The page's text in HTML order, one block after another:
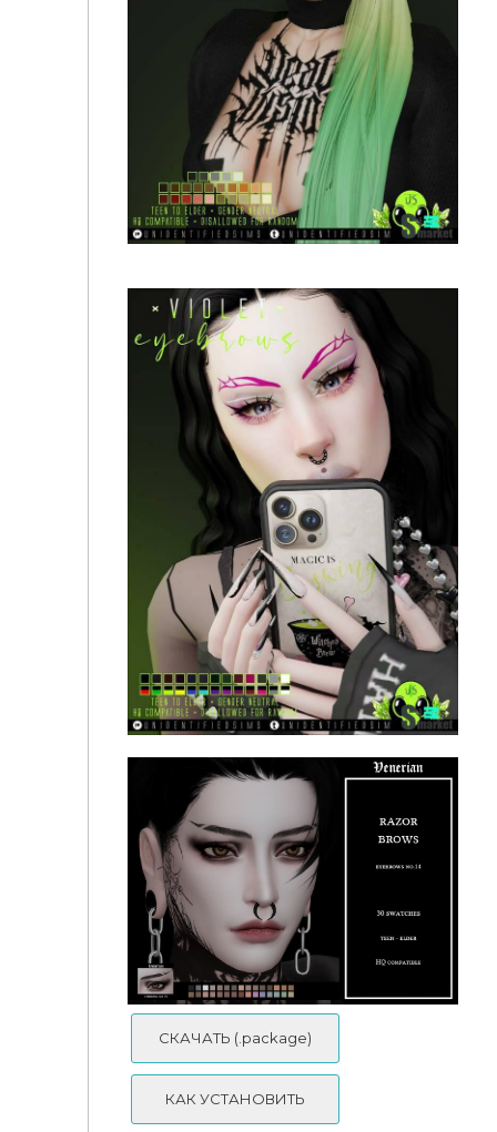
Eyebrows No.11 by Venerian
Sereia Eyebrows by unidentifiedsims
СКАЧАТЬ (.package)
КАК УСТАНОВИТЬ